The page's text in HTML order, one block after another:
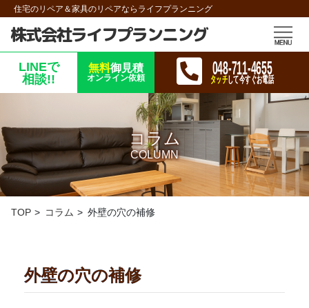
住宅のリペア＆家具のリペアならライフプランニング
株式会社ライフプランニング
048-711-4655
タッチして今すぐお電話
LINEで
相談!!
無料御見積
オンライン依頼
コラム
COLUMN
TOP コラム 外壁の穴の補修
外壁の穴の補修